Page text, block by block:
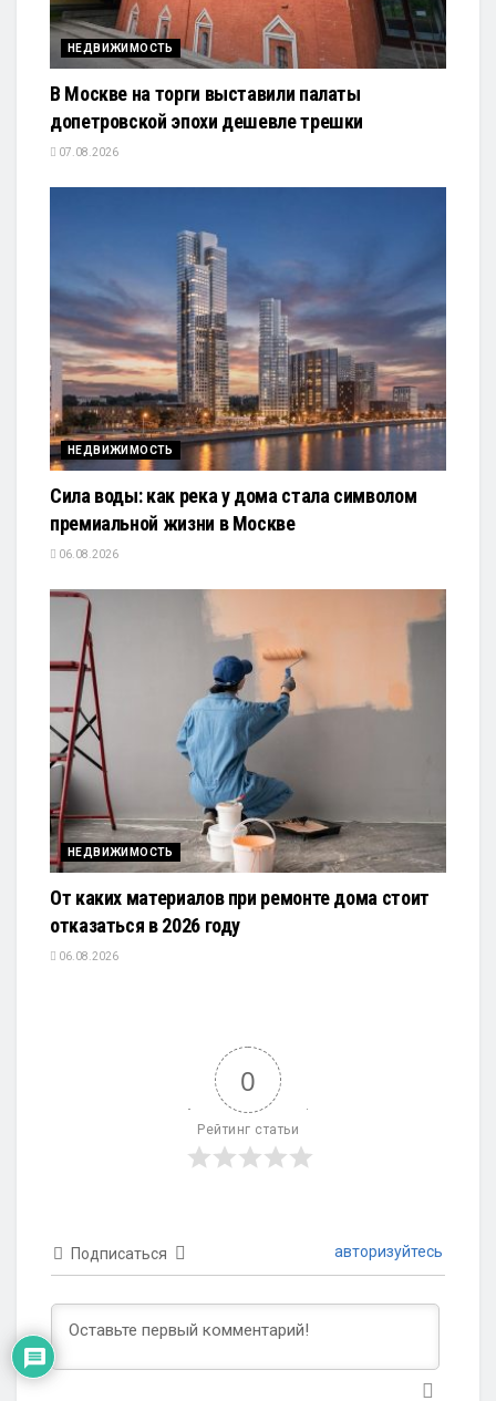
НЕДВИЖИМОСТЬ
В Москве на торги выставили палаты
допетровской эпохи дешевле трешки
07.08.2026
НЕДВИЖИМОСТЬ
Сила воды: как река у дома стала символом
премиальной жизни в Москве
06.08.2026
НЕДВИЖИМОСТЬ
От каких материалов при ремонте дома стоит
отказаться в 2026 году
06.08.2026
0
Рейтинг статьи
Подписаться авторизуйтесь